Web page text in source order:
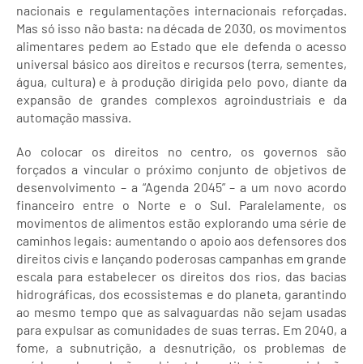
nacionais e regulamentações internacionais reforçadas.
Mas só isso não basta: na década de 2030, os movimentos
alimentares pedem ao Estado que ele defenda o acesso
universal básico aos direitos e recursos (terra, sementes,
água, cultura) e à produção dirigida pelo povo, diante da
expansão de grandes complexos agroindustriais e da
automação massiva.
Ao colocar os direitos no centro, os governos são
forçados a vincular o próximo conjunto de objetivos de
desenvolvimento – a “Agenda 2045” – a um novo acordo
financeiro entre o Norte e o Sul. Paralelamente, os
movimentos de alimentos estão explorando uma série de
caminhos legais: aumentando o apoio aos defensores dos
direitos civis e lançando poderosas campanhas em grande
escala para estabelecer os direitos dos rios, das bacias
hidrográficas, dos ecossistemas e do planeta, garantindo
ao mesmo tempo que as salvaguardas não sejam usadas
para expulsar as comunidades de suas terras. Em 2040, a
fome, a subnutrição, a desnutrição, os problemas de